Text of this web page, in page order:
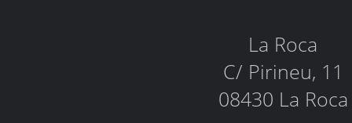
La Roca
C/ Pirineu, 11
08430 La Roca